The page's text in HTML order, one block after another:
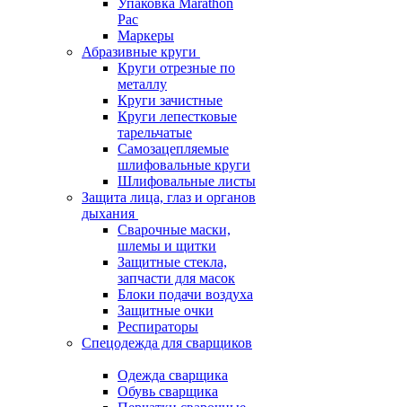
Упаковка Marathon
Pac
Маркеры
Абразивные круги
Круги отрезные по
металлу
Круги зачистные
Круги лепестковые
тарельчатые
Самозацепляемые
шлифовальные круги
Шлифовальные листы
Защита лица, глаз и органов
дыхания
Сварочные маски,
шлемы и щитки
Защитные стекла,
запчасти для масок
Блоки подачи воздуха
Защитные очки
Респираторы
Спецодежда для сварщиков
Одежда сварщика
Обувь сварщика